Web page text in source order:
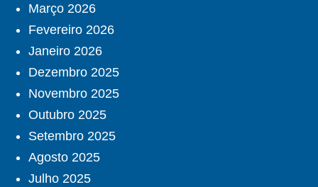
Março 2026
Fevereiro 2026
Janeiro 2026
Dezembro 2025
Novembro 2025
Outubro 2025
Setembro 2025
Agosto 2025
Julho 2025